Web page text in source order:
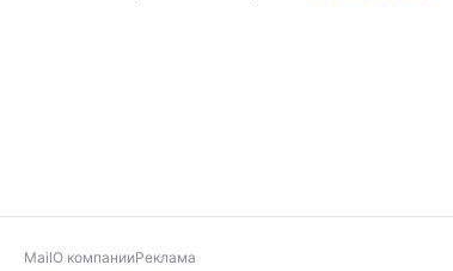
MailО компанииРеклама